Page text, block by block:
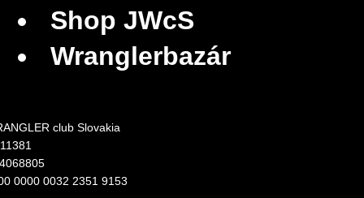
Shop JWcS
Wranglerbazár
club Slovakia
0000 0032 2351 9153